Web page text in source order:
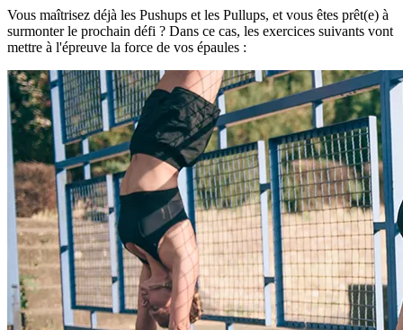
Vous maîtrisez déjà les Pushups et les Pullups, et vous êtes prêt(e) à
surmonter le prochain défi ? Dans ce cas, les exercices suivants vont
mettre à l'épreuve la force de vos épaules :